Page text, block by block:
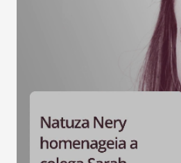
A nova edição chega em um
e consistência ganham peso nas
liderança e estratégia. - Vivemos
mundo fala muito e poucos
sempre existiu para dar palco a
consistência, e nesta edição isso
Vamos reforçar que ser genuíno
marcas, pessoas e mercado",